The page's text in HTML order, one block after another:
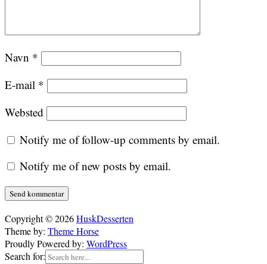
Navn *
E-mail *
Websted
Notify me of follow-up comments by email.
Notify me of new posts by email.
Copyright © 2026HuskDesserten
Theme by: Theme Horse
Proudly Powered by: WordPress
Search for: